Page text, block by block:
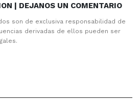
| DEJANOS UN COMENTARIO
son de exclusiva responsabilidad de
derivadas de ellos pueden ser